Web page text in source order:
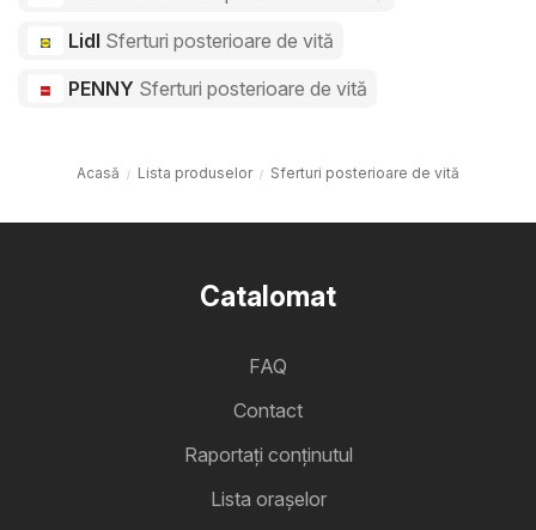
Lidl Sferturi posterioare de vită
PENNY Sferturi posterioare de vită
Acasă Lista produselor Sferturi posterioare de vită
Catalomat
FAQ
Contact
Raportați conținutul
Lista oraşelor